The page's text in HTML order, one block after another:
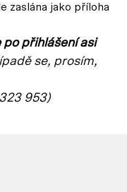
zaslána jako příloha
přihlášení asi
se, prosím,
953)